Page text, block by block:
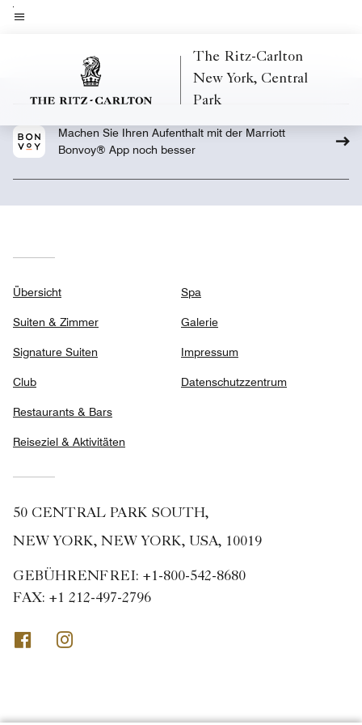
Skip
The Ritz-Carlton
New York, Central
Park
Machen Sie Ihren Aufenthalt mit der Marriott
Bonvoy® App noch besser
Übersicht
Suiten & Zimmer
Signature Suiten
Club
Restaurants & Bars
Reiseziel & Aktivitäten
Spa
Galerie
Impressum
Datenschutzzentrum
50 CENTRAL PARK SOUTH,
NEW YORK, NEW YORK, USA, 10019
GEBÜHRENFREI: +1-800-542-8680
FAX: +1 212-497-2796
Facebook